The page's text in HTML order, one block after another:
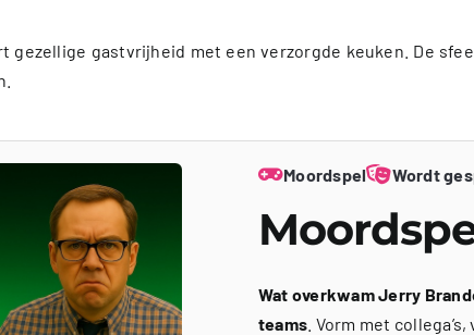
gezellige gastvrijheid met een verzorgde keuken. De
Moordspel Wordt
Wat overkwam Jerry
teams . Vorm met